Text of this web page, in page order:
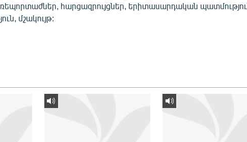
հարցազրույցներ, երիտասարդական
մշակույթ: